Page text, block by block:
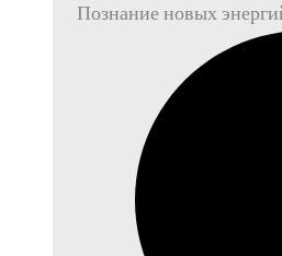
Познание новых